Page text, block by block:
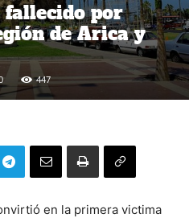
por
de Arica y
447
en la primera victima